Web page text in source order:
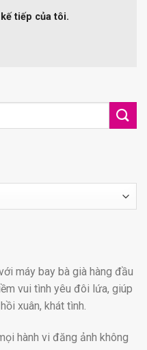
tiếp của tôi.
máy bay bà già hàng đầu
vui tình yêu đôi lứa, giúp
xuân, khát tình.
hành vi đăng ảnh không